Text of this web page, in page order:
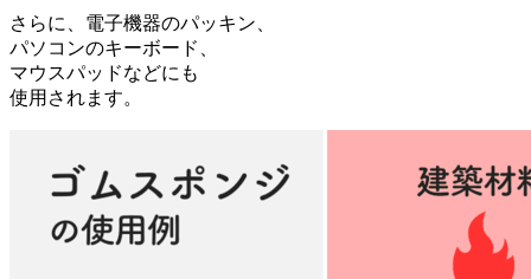
さらに、電子機器のパッキン、
パソコンのキーボード、
マウスパッドなどにも
使用されます。